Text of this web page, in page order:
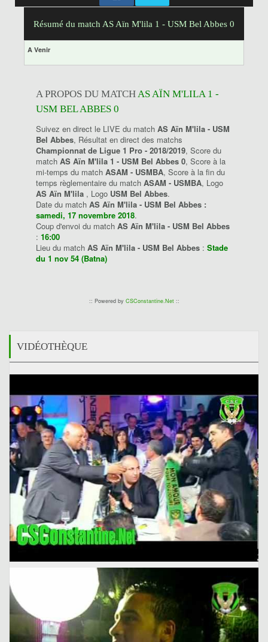
Résumé du match AS Aïn M'lila 1 - USM Bel Abbes 0
A Venir
A PROPOS DU MATCHAS AÏN M'LILA 1 -
USM BEL ABBES 0
Suivez en direct le LIVE du match AS Aïn M'lila - USM
Bel Abbes, Résultat en direct des matchs
Championnat de Ligue 1 Pro - 2018/2019, Score du
match AS Aïn M'lila 1 - USM Bel Abbes 0, Score à la
mi-temps du match ASAM - USMBA, Score à la fin du
temps règlementaire du match ASAM - USMBA, Logo
AS Aïn M'lila , Logo USM Bel Abbes.
Date du match AS Aïn M'lila - USM Bel Abbes :
samedi, 17 novembre 2018.
Coup d'envoi du match AS Aïn M'lila - USM Bel Abbes
: 16:00
Lieu du match AS Aïn M'lila - USM Bel Abbes : Stade
du 1 nov 54 (Batna)
:: Powered by CSConstantine.Net::
VIDÉOTHÈQUE